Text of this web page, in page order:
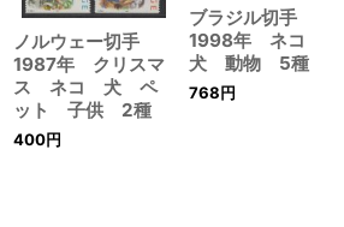
ノルウェー切手
1987年 クリスマ
ス ネコ 犬 ペ
ット 子供 2種
400円
ブラジル切手
1998年 ネコ
犬 動物 5種
768円